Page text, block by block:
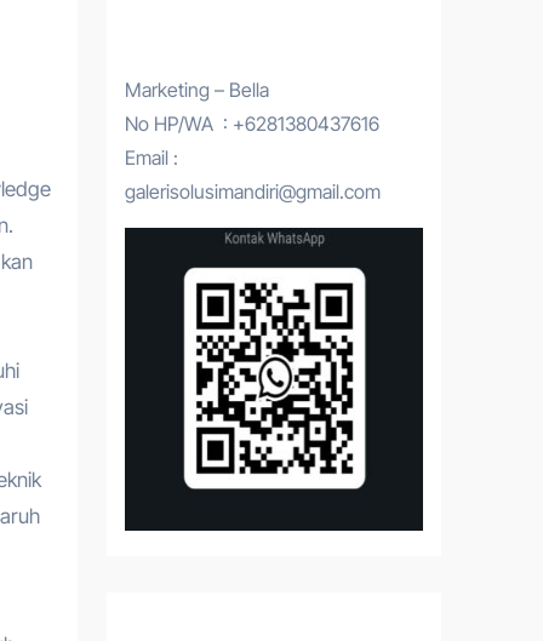
Marketing – Bella
No HP/WA : +6281380437616
Email :
galerisolusimandiri@gmail.com